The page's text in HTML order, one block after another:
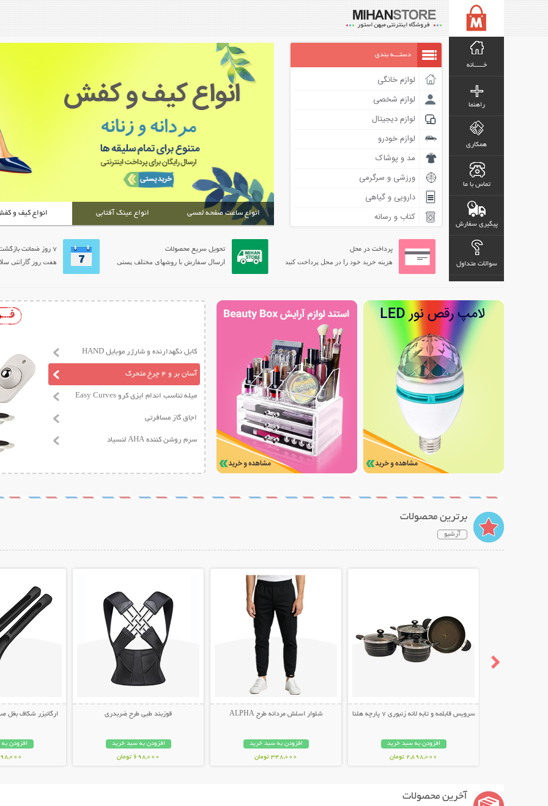
خـــــانه
راهنما
همکاری
تماس با ما
پیگیری سفارش
سوالات متداول
دستـــه بندی
لوازم خانگی
لوازم شخصی
لوازم دیجیتال
لوازم خودرو
مد و پوشاک
ورزشی و سرگرمی
دارویی و گیاهی
کتاب و رسانه
انواع ساعت صفحه لمسی انواع عینک آفتابی انواع کیف و
پرداخت در محل
هزینه خرید خود را در محل پرداخت کنید
تحویل سریع محصولات
ارسال سفارش با روشهای مختلف پستی
7 روز ضمانت بازگشت
هفت روز گارانتی
کابل نگهدارنده و شارژر موبایل HAND
آسان بر و 4 چرخ متحرک
میله تناسب اندام ایزی کرو Easy Curves
اجاق گاز مسافرتی
سرم روشن کننده AHA لنسیاد
برترین محصولات
آرشیو
سرویس قابلمه و تابه لانه زنبوری 7 پارچه هلنا
افزودن به سبد خرید
2,898,000 تومان
شلوار اسلش مردانه طرح ALPHA
افزودن به سبد خرید
348,000 تومان
قوزبند طبی طرح ضربدری
افزودن به سبد خرید
698,000 تومان
ارگانیزر شکاف بغل
افزودن
498,000
آخرین محصولات